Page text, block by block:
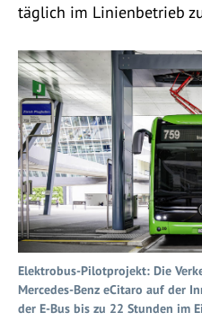
täglich im Linienbetrieb
Elektrobus-Pilotprojekt: Die
Mercedes-Benz eCitaro auf der
der E-Bus bis zu 22 Stunden im